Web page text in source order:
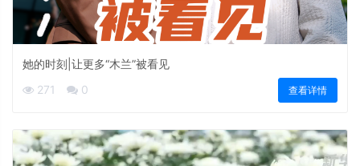
她的时刻|让更多“木兰”被看见
271
0 查看详情